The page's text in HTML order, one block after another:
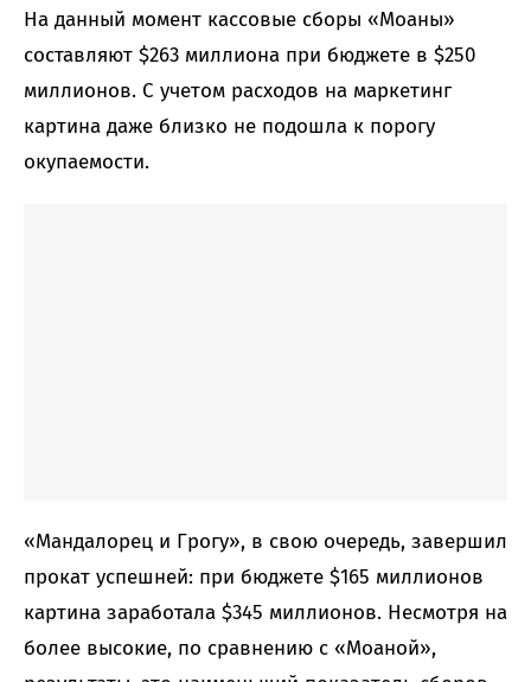
На данный момент кассовые сборы «Моаны»
составляют $263 миллиона при бюджете в $250
миллионов. С учетом расходов на маркетинг
картина даже близко не подошла к порогу
окупаемости.
«Мандалорец и Грогу», в свою очередь, завершил
прокат успешней: при бюджете $165 миллионов
картина заработала $345 миллионов. Несмотря на
более высокие, по сравнению с «Моаной»,